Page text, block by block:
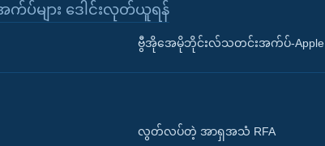
ပ်များ ဒေါင်းလုတ်ယူရန်
ဗွီအိုအေမိုဘိုင်းလ်သတင်းအက်ပ်-Apple
လွတ်လပ်တဲ့ အာရှအသံ RFA